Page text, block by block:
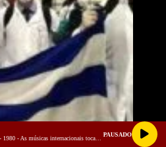
SnapSave.io - Pra Se Emocionar - 1980 - As músicas internacionais tocadas nas rádios do Brasil (128 kbps)
PAUSADO